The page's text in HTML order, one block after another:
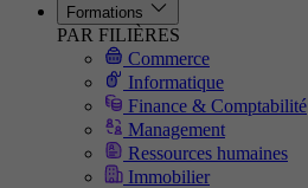
Formations
PAR FILIÈRES
Commerce
Informatique
Finance & Comptabilité
Management
Ressources humaines
Immobilier